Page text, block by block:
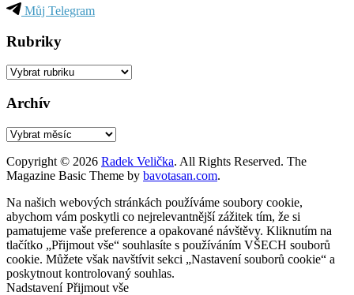
Můj Telegram
Rubriky
Rubriky
Archív
Archív
Copyright © 2026 Radek Velička. All Rights Reserved. The
Magazine Basic Theme by bavotasan.com.
Na našich webových stránkách používáme soubory cookie,
abychom vám poskytli co nejrelevantnější zážitek tím, že si
pamatujeme vaše preference a opakované návštěvy. Kliknutím na
tlačítko „Přijmout vše“ souhlasíte s používáním VŠECH souborů
cookie. Můžete však navštívit sekci „Nastavení souborů cookie“ a
poskytnout kontrolovaný souhlas.
Nadstavení Přijmout vše